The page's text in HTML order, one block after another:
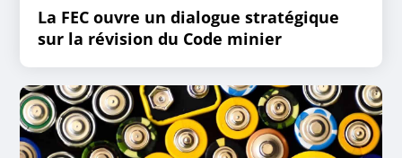
La FEC ouvre un dialogue stratégique
sur la révision du Code minier